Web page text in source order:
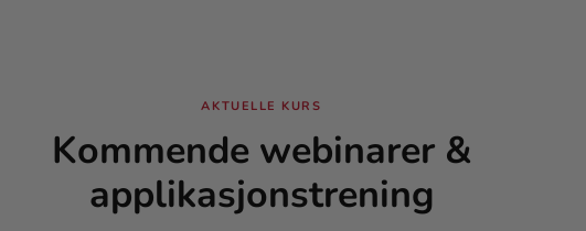
AKTUELLE KURS
Kommende webinarer &
applikasjonstrening